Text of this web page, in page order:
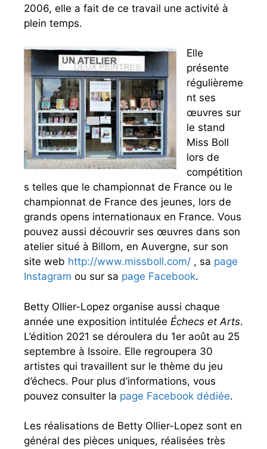
2006, elle a fait de ce travail une activité à
plein temps.
Elle
présente
régulièreme
nt ses
œuvres sur
le stand
Miss Boll
lors de
compétition
s telles que le championnat de France ou le
championnat de France des jeunes, lors de
grands opens internationaux en France. Vous
pouvez aussi découvrir ses œuvres dans son
atelier situé à Billom, en Auvergne, sur son
site web http://www.missboll.com/ , sa page
Instagram ou sur sa page Facebook.
Betty Ollier-Lopez organise aussi chaque
année une exposition intitulée Échecs et Arts.
L’édition 2021 se déroulera du 1er août au 25
septembre à Issoire. Elle regroupera 30
artistes qui travaillent sur le thème du jeu
d’échecs. Pour plus d’informations, vous
pouvez consulter la page Facebook dédiée.
Les réalisations de Betty Ollier-Lopez sont en
général des pièces uniques, réalisées très